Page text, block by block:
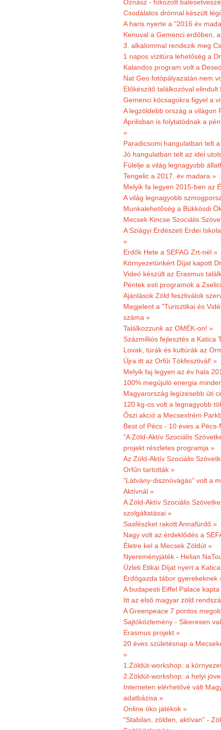
Őznász - fokozott
Csodálatos drónnal készült
A haris nyerte a "2016 év
Kenuval a Gemenci erdőben,
3. alkalommal rendezik meg
1 napos vízitúra lehetőség a
Kalandos program volt a
Nat Geo fotópályazatán nem
Előkészítő találkozóval
Gemenci kócsagokra figyel a
A legzöldebb ország a világon
Áprilisban is folytatódnak a
»
Paradicsomi hangulatban telt
Jó hangulatban telt az idei
Fülelje a világ legnagyobb
Tengelic a 2017. év madara »
Melyik fa legyen 2015-ben az
A világ legnagyobb
Munkalehetőség a Bükkösdi
Mecsek Kincse Szociális
A Sziágyi Erdészeti Erdei
»
Erdők Hete a SEFAG Zrt-nél »
Környezetünkért Díjat kapott
Videó készült az Erasmus
Péntek esti programok a
Ajánlások Zöld fesztiválok
Megjelent a "Turisztikai és
száma »
Találkozzunk az OMÉK-on! »
Százmilliós fejlesztés a Katica
Lovak, túrák és kultúrák az
Újra itt az Orfűi Tökfesztivál! »
Melyik faj legyen az év hala
100% megújuló energia
Magyarország legízesebb úti
120 kg-os volt a legnagyobb
Őszi akció a Mecsextrém
Best of Pécs - 10 éves a
"A Zöld-Aktív Szociális
projekt részletes programja »
Az Zöld-Aktív Szociális
Orfűn tartották »
"Látvány-disznóvágás" volt a
Aktívnál »
A Zöld-Aktív Szociális
szolgáltatásai »
Sasfészket rakott Annafürdő »
Nagy volt az érdeklődés a
Életre kel a Mecsek Zöldút »
Nyereményjáték - Helian
Üzleti Etikai Díjat nyert a
Erdőgazda tábor gyerekeknek
A budapesti Eiffel Palace
Itt az első magyar zöld
A Greenpeace 7 pontos
Sajtóközlemény - Sikeresen
Erasmus projekt »
20 éves születésnap a
»
1.Zöldút-workshop: a
2.Zöldút-workshop: a helyi
Interneten elérhetővé vált
adatbázisa »
Online öko játékok »
"Stabilan, zölden, aktívan" -